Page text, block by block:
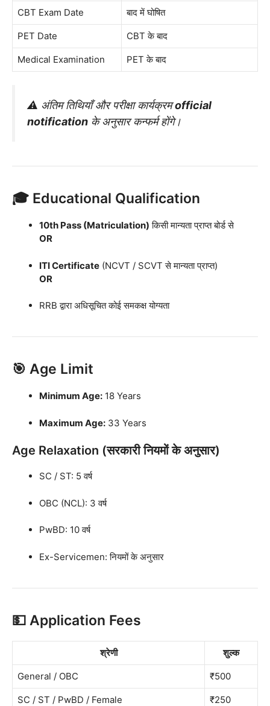
CBT Exam Date बाद में घोषित
PET Date CBT के बाद
Medical Examination PET के बाद
⚠️ अंतिम तिथियाँ और परीक्षा कार्यक्रमofficial
notification के अनुसार कन्फर्म होंगे।
🎓 Educational Qualification
10th Pass (Matriculation) किसी मान्यता प्राप्त बोर्ड से
OR
ITI Certificate (NCVT / SCVT से मान्यता प्राप्त)
OR
RRB द्वारा अधिसूचित कोई समकक्ष योग्यता
🎯 Age Limit
Minimum Age: 18 Years
Maximum Age: 33 Years
Age Relaxation (सरकारी नियमों के अनुसार)
SC / ST: 5 वर्ष
OBC (NCL): 3 वर्ष
PwBD: 10 वर्ष
Ex-Servicemen: नियमों के अनुसार
💵 Application Fees
श्रेणी शुल्क
General / OBC ₹500
SC / ST / PwBD / Female ₹250